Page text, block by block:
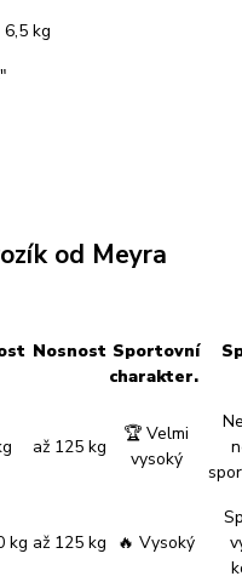
kg
od Meyra
Nosnost Sportovní
charakter.
až 125 kg
🏆 Velmi
vysoký
kg až 125 kg 🔥 Vysoký